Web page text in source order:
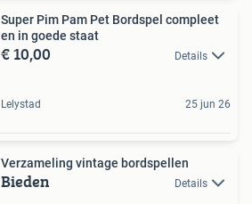
Super Pim Pam Pet Bordspel compleet
en in goede staat
€ 10,00 Details
Lelystad 25 jun 26
Verzameling vintage bordspellen
Bieden Details